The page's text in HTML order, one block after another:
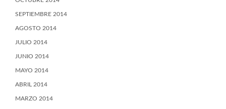
SEPTIEMBRE 2014
AGOSTO 2014
JULIO 2014
JUNIO 2014
MAYO 2014
ABRIL 2014
MARZO 2014